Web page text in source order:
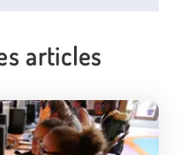
articles